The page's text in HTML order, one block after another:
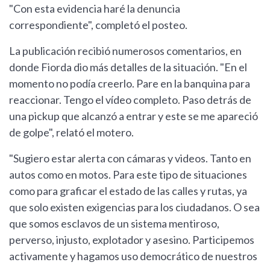
"Con esta evidencia haré la denuncia
correspondiente", completó el posteo.
La publicación recibió numerosos comentarios, en
donde Fiorda dio más detalles de la situación. "En el
momento no podía creerlo. Pare en la banquina para
reaccionar. Tengo el vídeo completo. Paso detrás de
una pickup que alcanzó a entrar y este se me apareció
de golpe", relató el motero.
"Sugiero estar alerta con cámaras y videos. Tanto en
autos como en motos. Para este tipo de situaciones
como para graficar el estado de las calles y rutas, ya
que solo existen exigencias para los ciudadanos. O sea
que somos esclavos de un sistema mentiroso,
perverso, injusto, explotador y asesino. Participemos
activamente y hagamos uso democrático de nuestros